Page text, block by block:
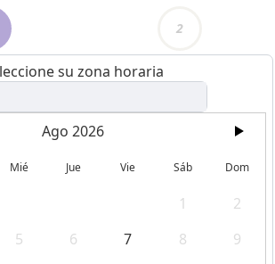
2
su zona horaria
Ago 2026
Mié Jue Vie Sáb Dom
1
2
5 6 7 8
9